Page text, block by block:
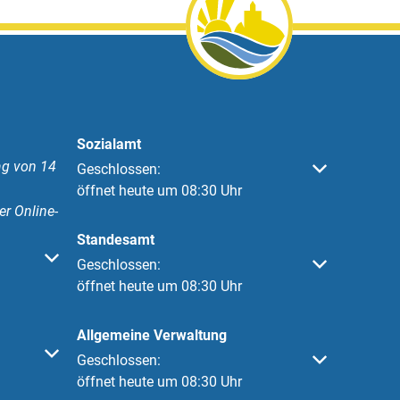
von 14
Online-
Schließzeiten auszublenden
Schließzeiten auszublenden
Sozialamt
Klicken, um weitere Öffnungs- oder Schließzeiten
Geschlossen:
öffnet heute um 08:30 Uhr
Standesamt
Klicken, um weitere Öffnungs- oder Schließzeiten
Geschlossen:
öffnet heute um 08:30 Uhr
Allgemeine Verwaltung
Klicken, um weitere Öffnungs- oder Schließzeiten
Geschlossen:
öffnet heute um 08:30 Uhr